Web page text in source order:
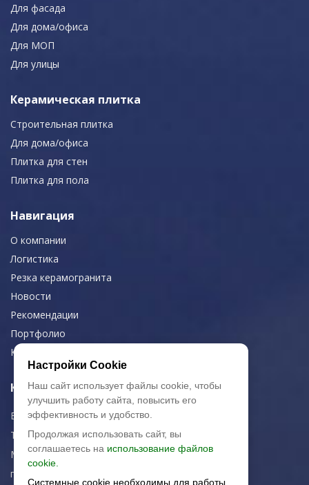
Для фасада
Для дома/офиса
Для МОП
Для улицы
Керамическая плитка
Строительная плитка
Для дома/офиса
Плитка для стен
Плитка для пола
Навигация
О компании
Логистика
Резка керамогранита
Новости
Рекомендации
Портфолио
Контакты
Контактная информация
E-mail:zakaz@artkeramika-opt.ru
Тел.: +7 (499) 703-30-42
Московская область,
г. Красногорск
Настройки Cookie
Наш сайт использует файлы cookie, чтобы
улучшить работу сайта, повысить его
эффективность и удобство.
Продолжая использовать сайт, вы
соглашаетесь на использование файлов
cookie.
Системные cookie необходимы для работы